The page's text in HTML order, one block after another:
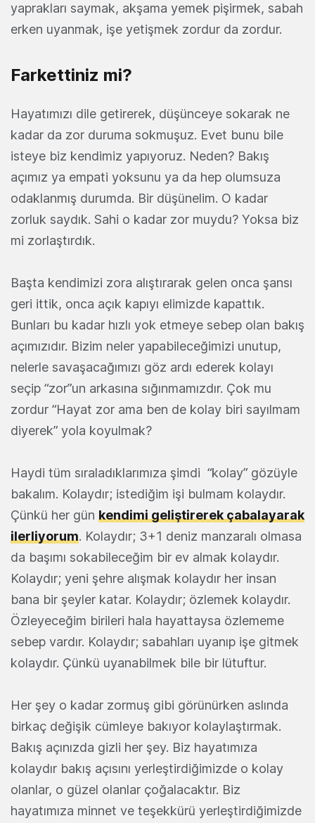
yaprakları saymak, akşama yemek pişirmek, sabah
erken uyanmak, işe yetişmek zordur da zordur.
Farkettiniz mi?
Hayatımızı dile getirerek, düşünceye sokarak ne
kadar da zor duruma sokmuşuz. Evet bunu bile
isteye biz kendimiz yapıyoruz. Neden? Bakış
açımız ya empati yoksunu ya da hep olumsuza
odaklanmış durumda. Bir düşünelim. O kadar
zorluk saydık. Sahi o kadar zor muydu? Yoksa biz
mi zorlaştırdık.
Başta kendimizi zora alıştırarak gelen onca şansı
geri ittik, onca açık kapıyı elimizde kapattık.
Bunları bu kadar hızlı yok etmeye sebep olan bakış
açımızıdır. Bizim neler yapabileceğimizi unutup,
nelerle savaşacağımızı göz ardı ederek kolayı
seçip “zor”un arkasına sığınmamızdır. Çok mu
zordur “Hayat zor ama ben de kolay biri sayılmam
diyerek” yola koyulmak?
Haydi tüm sıraladıklarımıza şimdi “kolay” gözüyle
bakalım. Kolaydır; istediğim işi bulmam kolaydır.
Çünkü her gün kendimi geliştirerek çabalayarak
ilerliyorum. Kolaydır; 3+1 deniz manzaralı olmasa
da başımı sokabileceğim bir ev almak kolaydır.
Kolaydır; yeni şehre alışmak kolaydır her insan
bana bir şeyler katar. Kolaydır; özlemek kolaydır.
Özleyeceğim birileri hala hayattaysa özlememe
sebep vardır. Kolaydır; sabahları uyanıp işe gitmek
kolaydır. Çünkü uyanabilmek bile bir lütuftur.
Her şey o kadar zormuş gibi görünürken aslında
birkaç değişik cümleye bakıyor kolaylaştırmak.
Bakış açınızda gizli her şey. Biz hayatımıza
kolaydır bakış açısını yerleştirdiğimizde o kolay
olanlar, o güzel olanlar çoğalacaktır. Biz
hayatımıza minnet ve teşekkürü yerleştirdiğimizde